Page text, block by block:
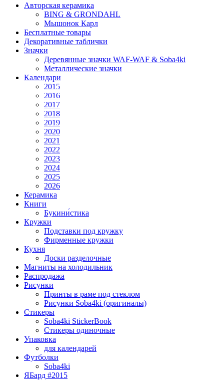
Авторская керамика
BING & GRONDAHL
Мышонок Карл
Бесплатные товары
Декоративные таблички
Значки
Деревянные значки WAF-WAF & Soba4ki
Металлические значки
Календари
2015
2016
2017
2018
2019
2020
2021
2022
2023
2024
2025
2026
Керамика
Книги
Букини́стика
Кружки
Подставки под кружку
Фирменные кружки
Кухня
Доски разделочные
Магниты на холодильник
Распродажа
Рисунки
Принты в раме под стеклом
Рисунки Soba4ki (оригиналы)
Стикеры
Soba4ki StickerBook
Стикеры одиночные
Упаковка
для календарей
Футболки
Soba4ki
ЯБард #2015